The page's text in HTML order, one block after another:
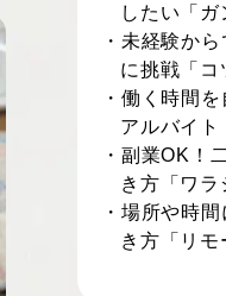
したい「ガ
・未経験か
に挑戦「コ
・働く時間
アルバイト
・副業OK！
き方「ワラ
・場所や時
き方「リモ